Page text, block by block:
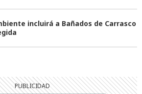
incluirá a Bañados de Carrasco